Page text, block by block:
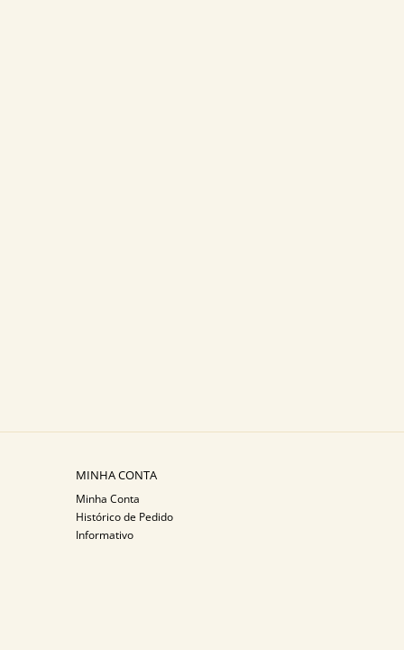
MINHA CONTA
Minha Conta
Histórico de Pedido
Informativo